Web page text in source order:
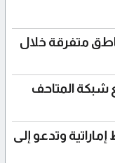
متفرقة خلال
شبكة المتاحف
إماراتية وتدعو إلى